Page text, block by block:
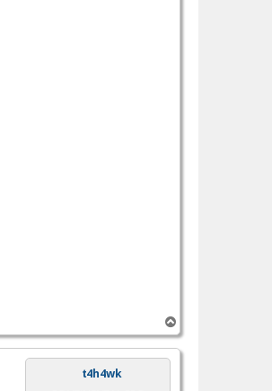
r
r
t4h4wk